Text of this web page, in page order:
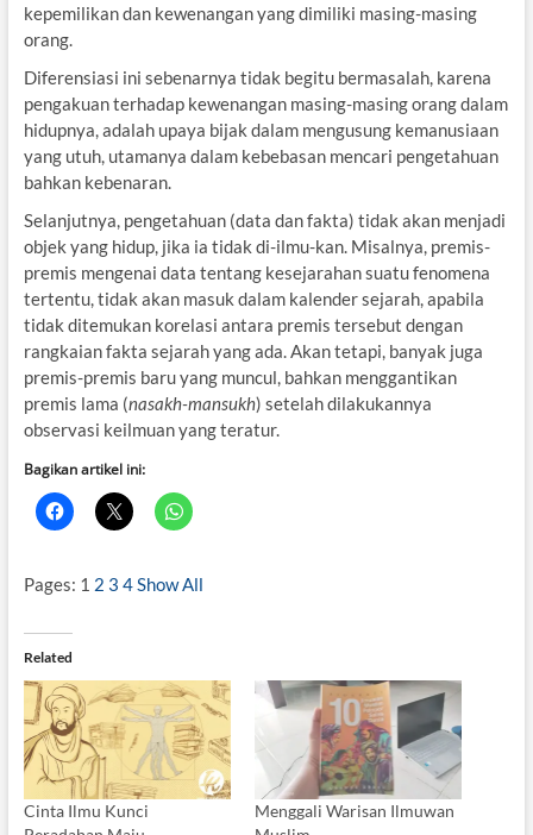
kepemilikan dan kewenangan yang dimiliki masing-masing
orang.
Diferensiasi ini sebenarnya tidak begitu bermasalah, karena
pengakuan terhadap kewenangan masing-masing orang dalam
hidupnya, adalah upaya bijak dalam mengusung kemanusiaan
yang utuh, utamanya dalam kebebasan mencari pengetahuan
bahkan kebenaran.
Selanjutnya, pengetahuan (data dan fakta) tidak akan menjadi
objek yang hidup, jika ia tidak di-ilmu-kan. Misalnya, premis-
premis mengenai data tentang kesejarahan suatu fenomena
tertentu, tidak akan masuk dalam kalender sejarah, apabila
tidak ditemukan korelasi antara premis tersebut dengan
rangkaian fakta sejarah yang ada. Akan tetapi, banyak juga
premis-premis baru yang muncul, bahkan menggantikan
premis lama (nasakh-mansukh) setelah dilakukannya
observasi keilmuan yang teratur.
Bagikan artikel ini:
Pages: 1 2 3 4Show All
Related
Cinta Ilmu Kunci
Menggali Warisan Ilmuwan